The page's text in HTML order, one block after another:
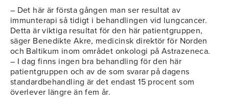
– Det här är första gången man ser resultat av
immunterapi så tidigt i behandlingen vid lungcancer.
Detta är viktiga resultat för den här patientgruppen,
säger Benedikte Akre, medicinsk direktör för Norden
och Baltikum inom området onkologi på Astrazeneca.
– I dag finns ingen bra behandling för den här
patientgruppen och av de som svarar på dagens
standardbehandling är det endast 15 procent som
överlever längre än fem år.